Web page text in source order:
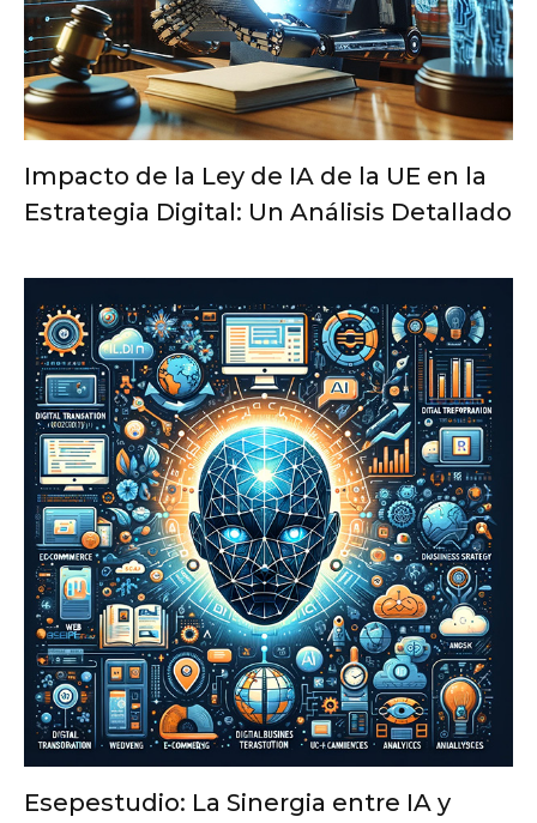
Impacto de la Ley de IA de la UE en la
Estrategia Digital: Un Análisis Detallado
Esepestudio: La Sinergia entre IA y